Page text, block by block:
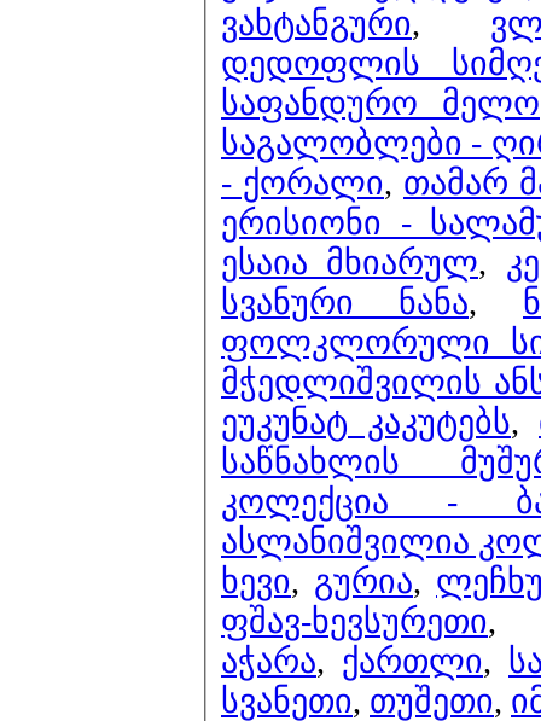
ვახტანგური,
დედოფლის
საფანდურო
საგალობლები -
- ქორალი, თამარ
ერისიონი -
ესაია მხიარულ,
სვანური ნანა,
ფოლკლორული
მჭედლიშვილის
ეუკუნატ კაკუტებს,
საწნახლის
კოლექცია -
ასლანიშვილია
ხევი, გურია,
ფშავ-ხევსურეთი
აჭარა, ქართლი,
სვანეთი, თუშეთი,